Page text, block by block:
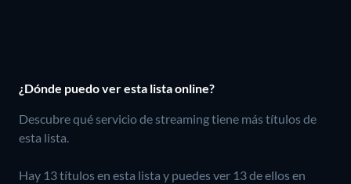
¿Dónde puedo ver esta lista online?
Descubre qué servicio de streaming tiene más títulos de
esta lista.
Hay 13 títulos en esta lista y puedes ver 13 de ellos en